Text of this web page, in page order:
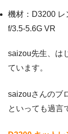
機材：D3200 レ
f/3.5-5.6G VR
saizou先生、は
ています。
saizouさんのブ
といっても過言